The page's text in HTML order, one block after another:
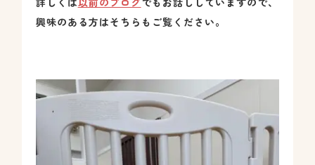
興味のある方はそちらもご覧ください。